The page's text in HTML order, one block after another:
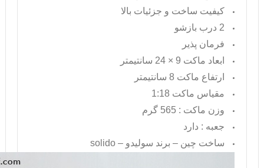
کیفیت ساخت و جزئیات بالا
2 درب بازشو
فرمان پذیر
ابعاد ماکت 9 × 24 سانتیمتر
ارتفاع ماکت 8 سانتیمتر
مقیاس ماکت 1:18
وزن ماکت : 565 گرم
جعبه : دارد
ساخت چین – برند سولیدو – solido